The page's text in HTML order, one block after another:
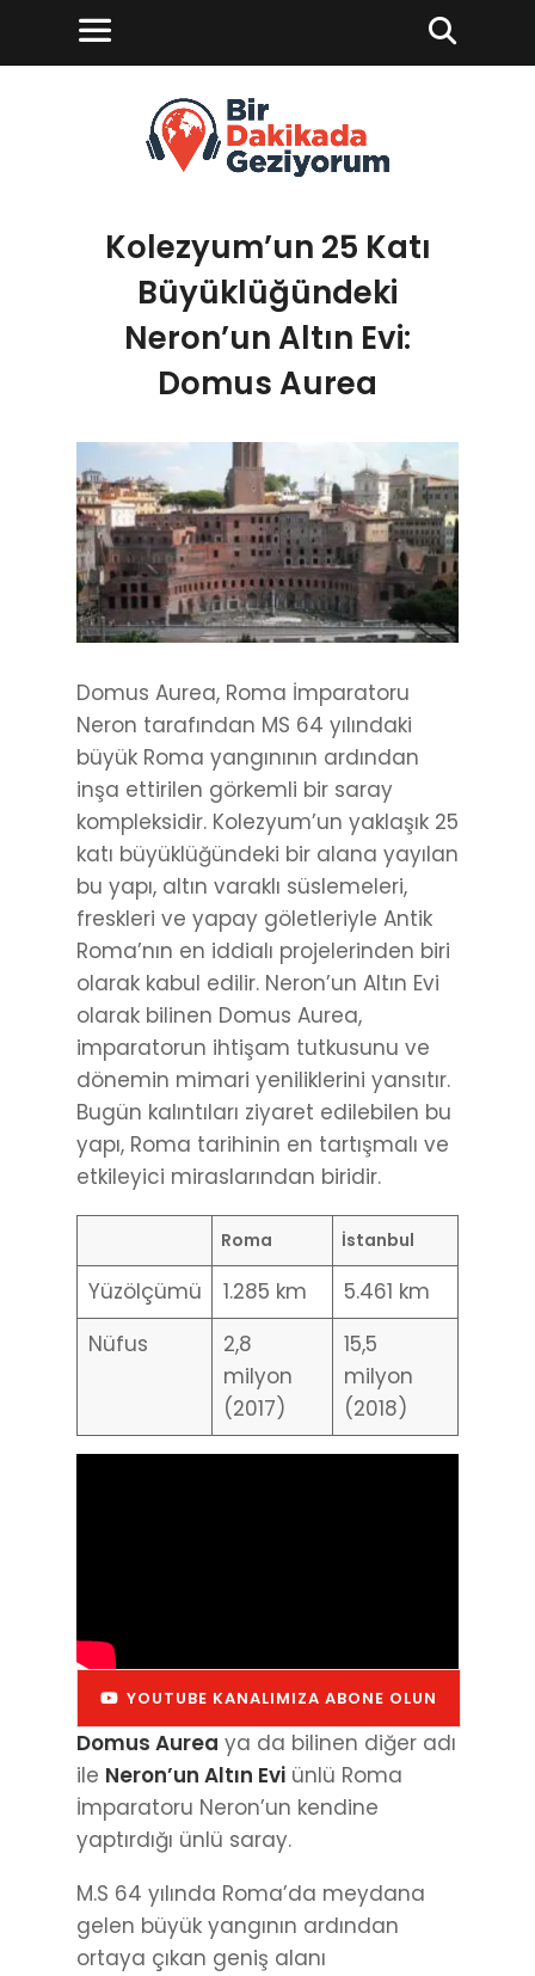
Kolezyum’un 25 Katı
Büyüklüğündeki
Neron’un Altın Evi:
Domus Aurea
Domus Aurea, Roma İmparatoru
Neron tarafından MS 64 yılındaki
büyük Roma yangınının ardından
inşa ettirilen görkemli bir saray
kompleksidir. Kolezyum’un yaklaşık 25
katı büyüklüğündeki bir alana yayılan
bu yapı, altın varaklı süslemeleri,
freskleri ve yapay göletleriyle Antik
Roma’nın en iddialı projelerinden biri
olarak kabul edilir. Neron’un Altın Evi
olarak bilinen Domus Aurea,
imparatorun ihtişam tutkusunu ve
dönemin mimari yeniliklerini yansıtır.
Bugün kalıntıları ziyaret edilebilen bu
yapı, Roma tarihinin en tartışmalı ve
etkileyici miraslarından biridir.
Roma İstanbul
Yüzölçümü 1.285 km
5.461 km
Nüfus
2,8
milyon
(2017)
15,5
milyon
(2018)
YOUTUBE KANALIMIZA ABONE OLUN
Domus Aurea ya da bilinen diğer adı
ile Neron’un Altın Evi ünlü Roma
İmparatoru Neron’un kendine
yaptırdığı ünlü saray.
M.S 64 yılında Roma’da meydana
gelen büyük yangının ardından
ortaya çıkan geniş alanı